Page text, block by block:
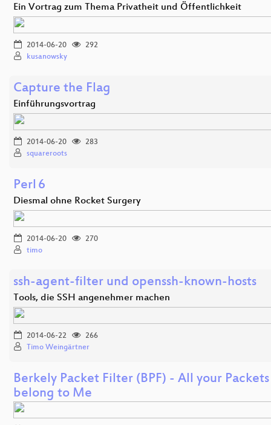
Ein Vortrag zum Thema Privatheit und Öffentlichkeit
2014-06-20
292
kusanowsky
Capture the Flag
Einführungsvortrag
2014-06-20
283
squareroots
Perl 6
Diesmal ohne Rocket Surgery
2014-06-20
270
timo
ssh-agent-filter und openssh-known-hosts
Tools, die SSH angenehmer machen
2014-06-22
266
Timo Weingärtner
Berkely Packet Filter (BPF) - All your Packets
belong to Me